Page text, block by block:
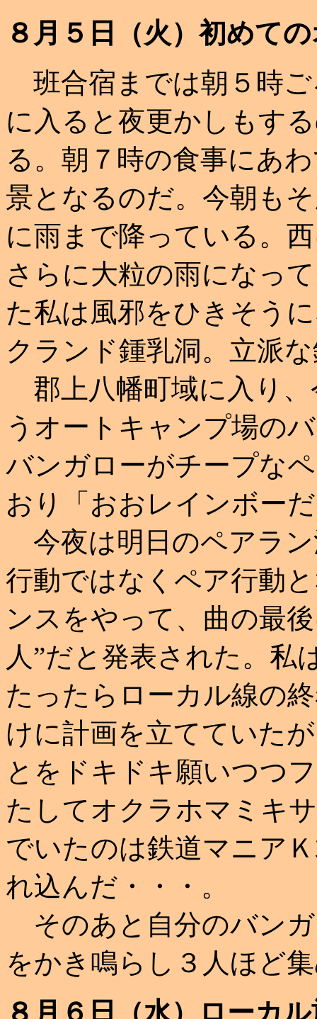
８月５日（火）初めて
班合宿までは朝５時
に入ると夜更かしもす
る。朝７時の食事にあ
景となるのだ。今朝も
に雨まで降っている。
さらに大粒の雨になっ
た私は風邪をひきそう
クランド鍾乳洞。立派
郡上八幡町域に入り、
うオートキャンプ場の
バンガローがチープな
おり「おおレインボー
今夜は明日のペアラ
行動ではなくペア行動
ンスをやって、曲の最
人”だと発表された。私
たったらローカル線の
けに計画を立てていた
とをドキドキ願いつつ
たしてオクラホマミキ
でいたのは鉄道マニア
れ込んだ・・・。
そのあと自分のバン
をかき鳴らし３人ほど
８月６日（水）ローカ